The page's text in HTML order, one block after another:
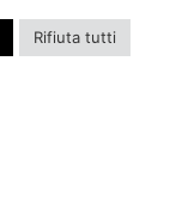
Rifiuta tutti